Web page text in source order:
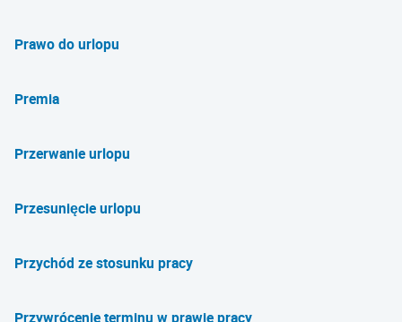
Prawo do urlopu
Premia
Przerwanie urlopu
Przesunięcie urlopu
Przychód ze stosunku pracy
Przywrócenie terminu w prawie pracy